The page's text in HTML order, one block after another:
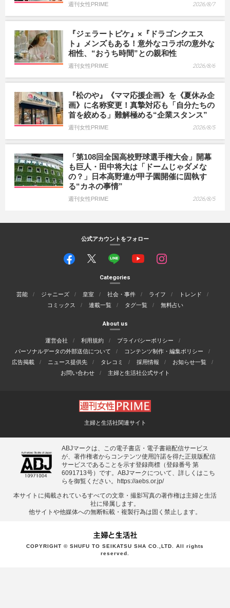
週刊女性PRIME 2026/8/7
『ジェラートピケ』×『ドラゴンクエス
ト』メンズもある！意外なコラボの意外な
相性、“おうち時間”との親和性
週刊女性PRIME 2026/8/6
『松のや』《ママ応援企画》を《夏休み企
画》に名称変更！真摯対応も「自分たちの
首を絞める」難解極める“企業スタンス”
週刊女性PRIME 2026/8/5
「第108回全国高校野球選手権大会」開幕
も巨人・田中将大は「ドームじゃダメな
の？」日本高野連が甲子園開催に固執す
る“カネの事情”
週刊女性PRIME 2026/8/5
公式アカウントをフォロー
Categories
芸能 ジャニーズ 皇室 社会・事件 ライフ
トレンド
コミックス
連載一覧 タグ一覧 無料占い
About us
運営会社 利用規約
プライバシーポリシー
パーソナルデータの外部送信について
コンテンツ制作・編集ポリシー
広告掲載
ニュース提供先 タレコミ 採用情報
お知らせ一覧
お問い合わせ
主婦と生活社公式サイト
主婦と生活社関連サイト
ABJマークは、この電子書店・電子書籍配信サービス
が、著作権者からコンテンツ使用許諾を得た正規版配信
サービスであることを示す登録商標（登録番号 第
6091713号）です。ABJマークについて、詳しくはこち
らを御覧ください。 https://aebs.or.jp/
本サイトに掲載されているすべての⽂章・撮影写真の著作権は主婦と⽣活
社に帰属します。
他サイトや他媒体への無断転載・複製⾏為は固く禁⽌します。
COPYRIGHT © SHUFU TO SEIKATSU SHA CO.,LTD. All rights
reserved.